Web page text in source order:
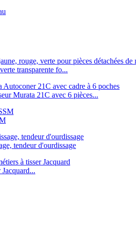
transparente fo...
Murata 21C avec 6 pièces...
tendeur d'ourdissage